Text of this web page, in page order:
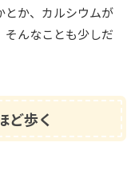
とか、カルシウムが
そんなことも少しだ
ど歩く